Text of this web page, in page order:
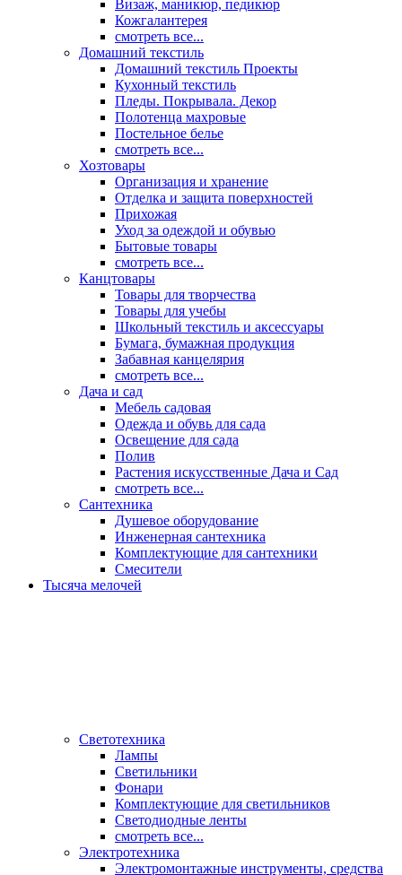
Визаж, маникюр, педикюр
Кожгалантерея
смотреть все...
Домашний текстиль
Домашний текстиль Проекты
Кухонный текстиль
Пледы. Покрывала. Декор
Полотенца махровые
Постельное белье
смотреть все...
Хозтовары
Организация и хранение
Отделка и защита поверхностей
Прихожая
Уход за одеждой и обувью
Бытовые товары
смотреть все...
Канцтовары
Товары для творчества
Товары для учебы
Школьный текстиль и аксессуары
Бумага, бумажная продукция
Забавная канцелярия
смотреть все...
Дача и сад
Мебель садовая
Одежда и обувь для сада
Освещение для сада
Полив
Растения искусственные Дача и Сад
смотреть все...
Сантехника
Душевое оборудование
Инженерная сантехника
Комплектующие для сантехники
Смесители
Тысяча мелочей
Светотехника
Лампы
Светильники
Фонари
Комплектующие для светильников
Светодиодные ленты
смотреть все...
Электротехника
Электромонтажные инструменты, средства